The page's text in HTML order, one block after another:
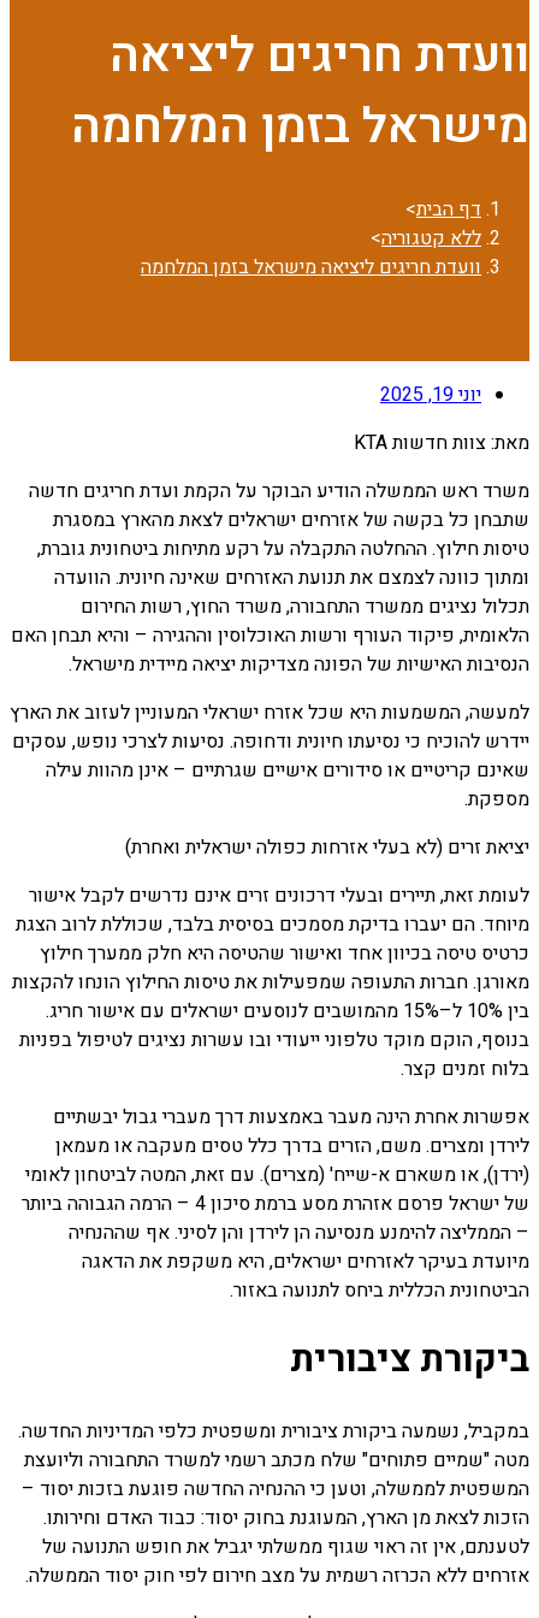
וועדת חריגים ליציאה
מישראל בזמן המלחמה
דף הבית>
ללא קטגוריה>
וועדת חריגים ליציאה מישראל בזמן המלחמה
יוני 19, 2025
מאת: צוות חדשות KTA
משרד ראש הממשלה הודיע הבוקר על הקמת ועדת חריגים חדשה
שתבחן כל בקשה של אזרחים ישראלים לצאת מהארץ במסגרת
טיסות חילוץ. ההחלטה התקבלה על רקע מתיחות ביטחונית גוברת,
ומתוך כוונה לצמצם את תנועת האזרחים שאינה חיונית. הוועדה
תכלול נציגים ממשרד התחבורה, משרד החוץ, רשות החירום
הלאומית, פיקוד העורף ורשות האוכלוסין וההגירה – והיא תבחן האם
הנסיבות האישיות של הפונה מצדיקות יציאה מיידית מישראל.
למעשה, המשמעות היא שכל אזרח ישראלי המעוניין לעזוב את הארץ
יידרש להוכיח כי נסיעתו חיונית ודחופה. נסיעות לצרכי נופש, עסקים
שאינם קריטיים או סידורים אישיים שגרתיים – אינן מהוות עילה
מספקת.
יציאת זרים (לא בעלי אזרחות כפולה ישראלית ואחרת)
לעומת זאת, תיירים ובעלי דרכונים זרים אינם נדרשים לקבל אישור
מיוחד. הם יעברו בדיקת מסמכים בסיסית בלבד, שכוללת לרוב הצגת
כרטיס טיסה בכיוון אחד ואישור שהטיסה היא חלק ממערך חילוץ
מאורגן. חברות התעופה שמפעילות את טיסות החילוץ הונחו להקצות
בין 10% ל–15% מהמושבים לנוסעים ישראלים עם אישור חריג.
בנוסף, הוקם מוקד טלפוני ייעודי ובו עשרות נציגים לטיפול בפניות
בלוח זמנים קצר.
אפשרות אחרת הינה מעבר באמצעות דרך מעברי גבול יבשתיים
לירדן ומצרים. משם, הזרים בדרך כלל טסים מעקבה או מעמאן
(ירדן), או משארם א-שייח' (מצרים). עם זאת, המטה לביטחון לאומי
של ישראל פרסם אזהרת מסע ברמת סיכון 4 – הרמה הגבוהה ביותר
– הממליצה להימנע מנסיעה הן לירדן והן לסיני. אף שההנחיה
מיועדת בעיקר לאזרחים ישראלים, היא משקפת את הדאגה
הביטחונית הכללית ביחס לתנועה באזור.
ביקורת ציבורית
במקביל, נשמעה ביקורת ציבורית ומשפטית כלפי המדיניות החדשה.
מטה "שמיים פתוחים" שלח מכתב רשמי למשרד התחבורה וליועצת
המשפטית לממשלה, וטען כי ההנחיה החדשה פוגעת בזכות יסוד –
הזכות לצאת מן הארץ, המעוגנת בחוק יסוד: כבוד האדם וחירותו.
לטענתם, אין זה ראוי שגוף ממשלתי יגביל את חופש התנועה של
אזרחים ללא הכרזה רשמית על מצב חירום לפי חוק יסוד הממשלה.